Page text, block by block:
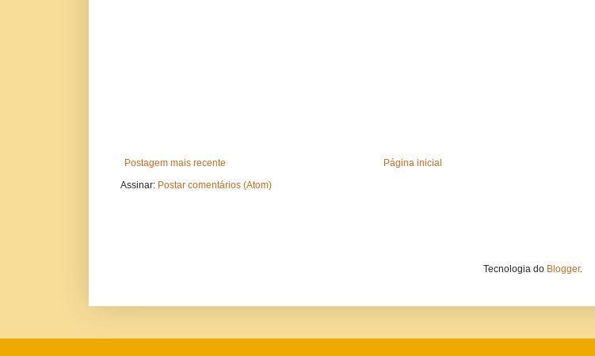
Postagem mais recente
Página inicial
Assinar: Postar comentários (Atom)
Tecnologia do Blogger.